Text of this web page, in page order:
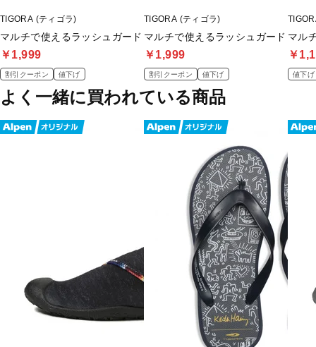
TIGORA (ティゴラ)
マルチで使えるラッシュガード
￥1,999
割引クーポン 値下げ
TIGORA (ティゴラ)
マルチで使えるラッシュガード
￥1,999
割引クーポン 値下げ
マル
￥
値下げ
よく一緒に買われている商品